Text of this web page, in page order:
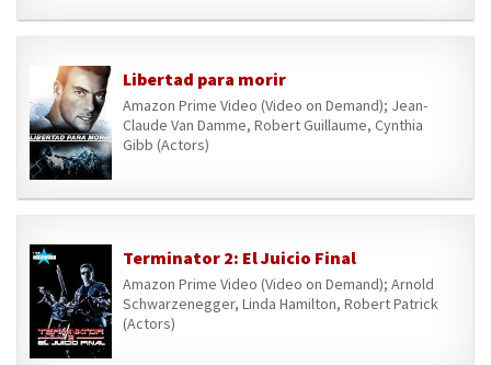
Libertad para morir
Amazon Prime Video (Video on Demand); Jean-
Claude Van Damme, Robert Guillaume, Cynthia
Gibb (Actors)
Terminator 2: El Juicio Final
Amazon Prime Video (Video on Demand); Arnold
Schwarzenegger, Linda Hamilton, Robert Patrick
(Actors)